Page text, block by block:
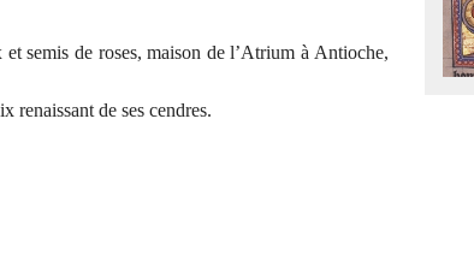
semis de roses, maison de l’Atrium à Antioche,
renaissant de ses cendres.